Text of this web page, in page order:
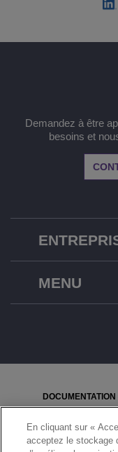
Demandez à être
besoins et
MENU
En cliquant sur «
acceptez le stockage